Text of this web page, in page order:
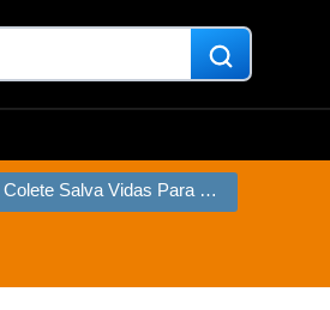
Colete Salva Vidas Para Pet Na Cor Verde Tamanho Grande